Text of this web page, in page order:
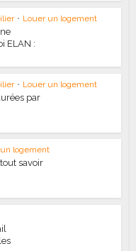
• Louer un logement
ELAN :
• Louer un logement
par
logement
savoir